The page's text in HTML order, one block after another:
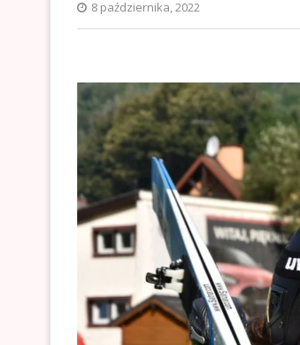
8 października, 2022